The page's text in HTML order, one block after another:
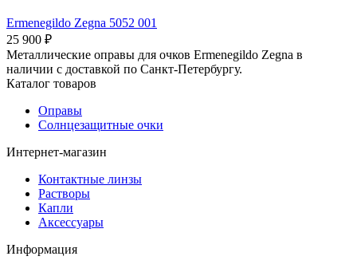
Ermenegildo Zegna 5052 001
25 900 ₽
Металлические оправы для очков Ermenegildo Zegna в
наличии с доставкой по Санкт-Петербургу.
Каталог товаров
Оправы
Солнцезащитные очки
Интернет-магазин
Контактные линзы
Растворы
Капли
Аксессуары
Информация